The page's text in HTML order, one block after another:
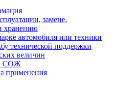
замене,
хранению
автомобиля или техники
технической поддержки
величин
СОЖ
применения